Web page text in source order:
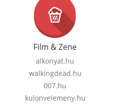
Film & Zene
alkonyat.hu
walkingdead.hu
007.hu
kulonvelemeny.hu